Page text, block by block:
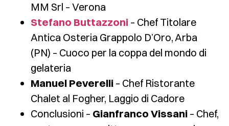
MM Srl – Verona
Stefano Buttazzoni – Chef Titolare
Antica Osteria Grappolo D’Oro, Arba
(PN) – Cuoco per la coppa del mondo di
gelateria
Manuel Peverelli – Chef Ristorante
Chalet al Fogher, Laggio di Cadore
Conclusioni – Gianfranco Vissani – Chef,